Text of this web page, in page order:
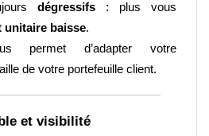
dégressifs : plus vous
unitaire baisse.
de votre portefeuille client.
et visibilité